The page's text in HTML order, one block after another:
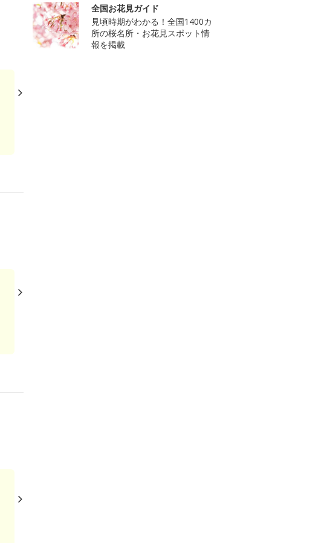
全国お花見ガイド
見頃時期がわかる！全国1400カ
所の桜名所・お花見スポット情
報を掲載